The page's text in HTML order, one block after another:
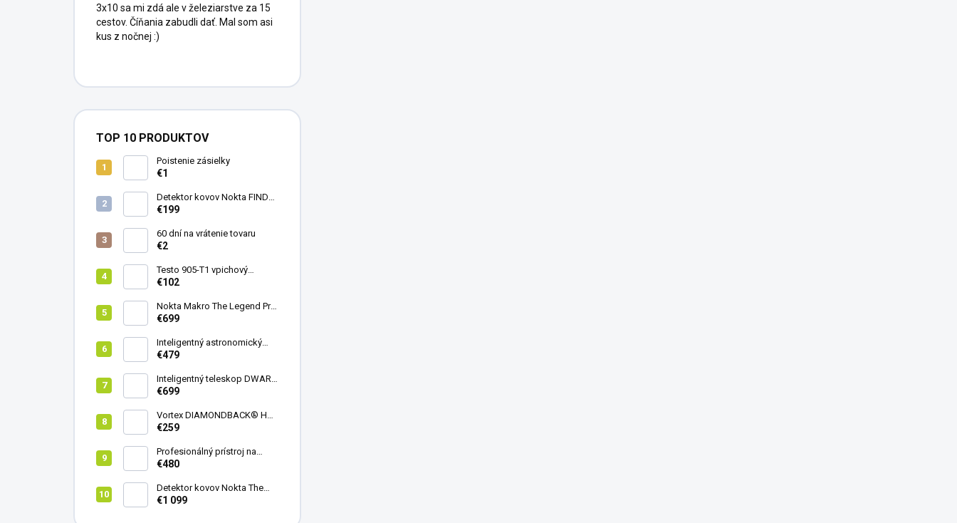
3x10 sa mi zdá ale v železiarstve za 15
cestov. Číňania zabudli dať. Mal som asi
kus z nočnej :)
TOP 10 PRODUKTOV
Poistenie zásielky
€1
Detektor kovov Nokta FINDX
Pro
€199
60 dní na vrátenie tovaru
€2
Testo 905-T1 vpichový
teplomer
€102
Nokta Makro The Legend Pro
Pack - model 2024
€699
Inteligentný astronomický
teleskop DwarfLab Dwarf
€479
Inteligentný teleskop DWARF
III + originálny statív DWARF 3
€699
Vortex DIAMONDBACK® HD
8X42
€259
Profesionálný prístroj na
vedenie vŕtania Laserliner
€480
Detektor kovov Nokta The
Legend 2
€1 099